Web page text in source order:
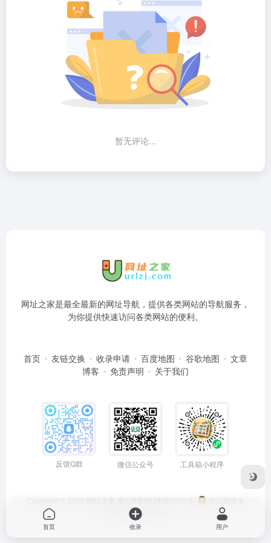
暂无评论...
网址之家是最全最新的网址导航，提供各类网站的导航服务，
为你提供快速访问各类网站的便利。
首页 友链交换 收录申请 百度地图 谷歌地图
文章
博客
免责声明 关于我们
反馈Q群 微信公众号 工具箱小程序
Copyright © 2026 网址之家 蜀ICP备2024081006号
川公网安备
51050202000563号
首页 收录 用户